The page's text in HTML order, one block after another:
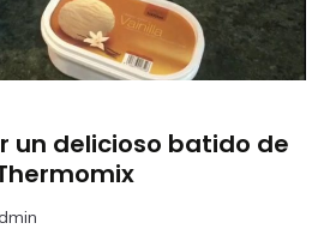
un delicioso batido de